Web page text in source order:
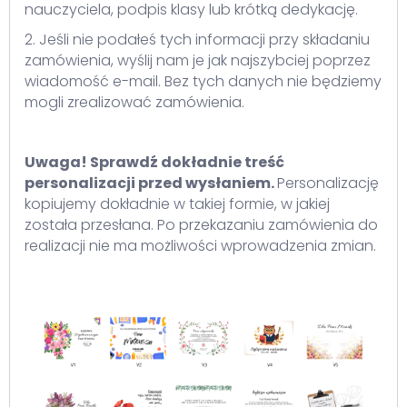
nauczyciela, podpis klasy lub krótką dedykację.
2. Jeśli nie podałeś tych informacji przy składaniu
zamówienia, wyślij nam je jak najszybciej poprzez
wiadomość e-mail. Bez tych danych nie będziemy
mogli zrealizować zamówienia.
Uwaga! Sprawdź dokładnie treść
personalizacji przed wysłaniem.Personalizację
kopiujemy dokładnie w takiej formie, w jakiej
została przesłana. Po przekazaniu zamówienia do
realizacji nie ma możliwości wprowadzenia zmian.